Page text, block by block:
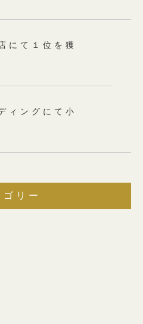
c
e
o
i
e
n
にて１位を獲
ィングにて小
ゴリー